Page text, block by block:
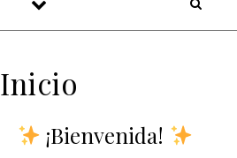
Inicio
¡Bienvenida!